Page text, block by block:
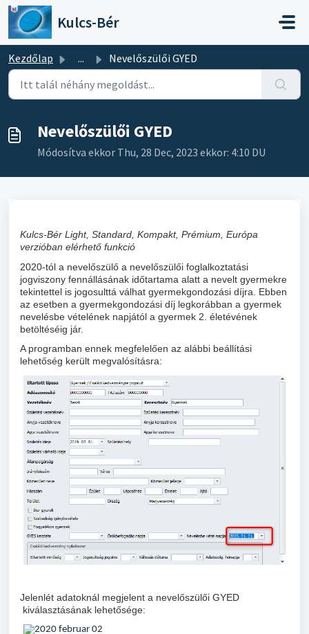
Kihagyás a tartalom megtartásához
Kulcs-Bér
Kezdőlap ... Nevelőszülői GYED
Nevelőszülői GYED
Módosítva ekkor Thu, 28 Dec, 2023 ekkor: 4:10 DU
Kulcs-Bér Light, Standard, Kompakt, Prémium, Európa
verzióban elérhető funkció
2020-tól a nevelőszülő a nevelőszülői foglalkoztatási
jogviszony fennállásának időtartama alatt a nevelt gyermekre
tekintettel is jogosulttá válhat gyermekgondozási díjra. Ebben
az esetben a gyermekgondozási díj legkorábban a gyermek
nevelésbe vételének napjától a gyermek 2. életévének
betöltéséig jár.
A programban ennek megfelelően az alábbi beállítási
lehetőség került megvalósításra:
Jelenlét adatoknál megjelent a nevelőszülői GYED
kiválasztásának lehetősége: